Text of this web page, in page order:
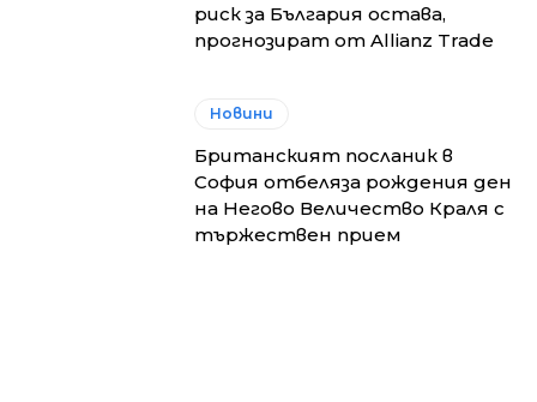
риск за България остава,
прогнозират от Allianz Trade
Новини
Британският посланик в
София отбеляза рождения ден
на Негово Величество Краля с
тържествен прием